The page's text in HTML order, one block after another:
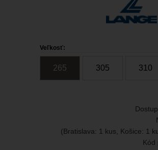
Veľkosť:
265 305 310
(Bratislava: 1 kus, Košice: 1
Kód